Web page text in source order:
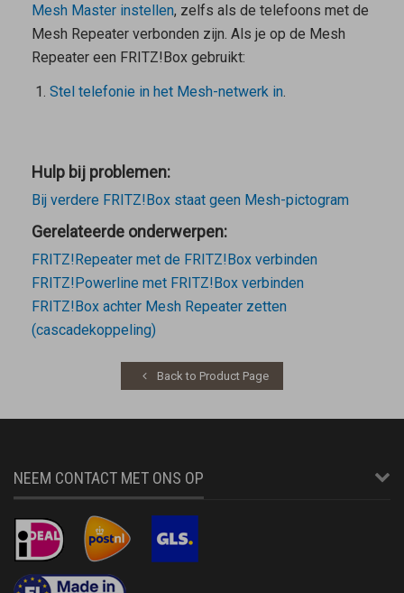
Mesh Masterinstellen, zelfs als de telefoons met de
Mesh Repeaterverbonden zijn. Als je op de Mesh
Repeatereen FRITZ!Box gebruikt:
Stel telefonie in het Mesh-netwerk in.
Hulp bij problemen:
Bij verdere FRITZ!Box staat geen Mesh-pictogram
Gerelateerde onderwerpen:
FRITZ!Repeater met de FRITZ!Box verbinden
FRITZ!Powerline met FRITZ!Box verbinden
FRITZ!Box achter Mesh Repeater zetten
(cascadekoppeling)
Back to Product Page
NEEM CONTACT MET ONS OP